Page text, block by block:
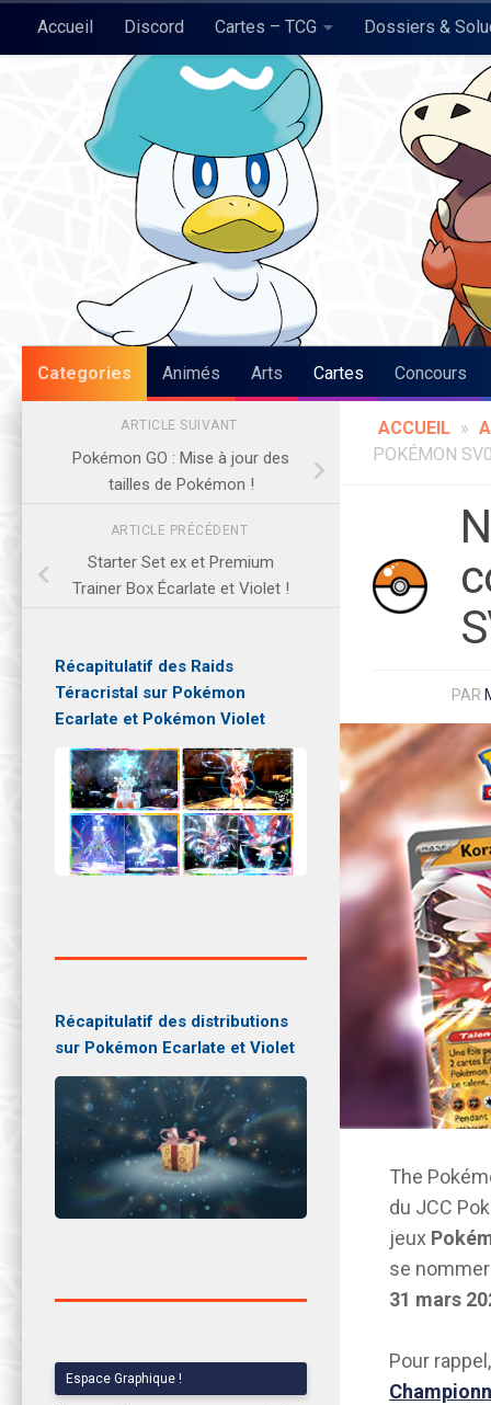
Skip to content
Accueil Discord Cartes – TCG Dossiers &
Pokégraph
Categories Animés Arts Cartes Concours
ACCUEIL »
POKÉMON
PAR
The
du JCC
jeux
se
31 mars
Pour
ARTICLE SUIVANT
Pokémon GO : Mise à jour des
tailles de Pokémon !
ARTICLE PRÉCÉDENT
Starter Set ex et Premium
Trainer Box Écarlate et Violet !
Récapitulatif des Raids
Téracristal sur Pokémon
Ecarlate et Pokémon Violet
Récapitulatif des distributions
sur Pokémon Ecarlate et Violet
Espace Graphique !